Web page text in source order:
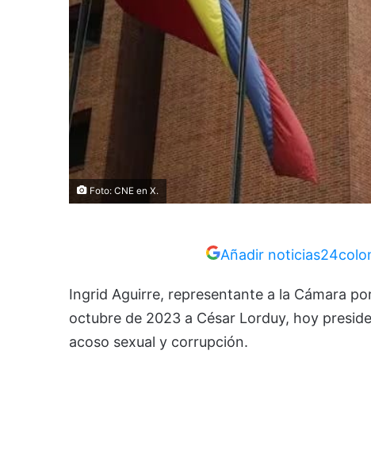
Foto: CNE en X.
Añadir
Ingrid Aguirre, representante a la Cámara
octubre de 2023 a César Lorduy, hoy
acoso sexual y corrupción.